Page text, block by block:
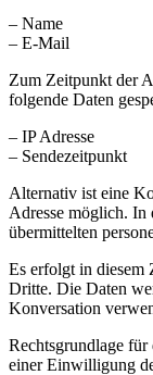
– Name
– E-Mail
Zum Zeitpunkt der
folgende Daten
– IP Adresse
– Sendezeitpunkt
Alternativ ist eine
Adresse möglich. In
übermittelten
Es erfolgt in diesem
Dritte. Die Daten
Konversation
Rechtsgrundlage
einer Einwilligung